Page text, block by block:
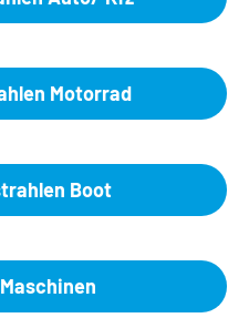
Motorrad
Boot